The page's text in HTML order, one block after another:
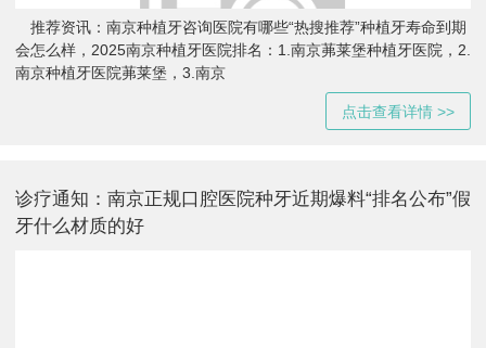
推荐资讯：南京种植牙咨询医院有哪些“热搜推荐”种植牙寿命到期
会怎么样，2025南京种植牙医院排名：1.南京茀莱堡种植牙医院，2.
南京种植牙医院茀莱堡，3.南京
点击查看详情 >>
诊疗通知：南京正规口腔医院种牙近期爆料“排名公布”假
牙什么材质的好